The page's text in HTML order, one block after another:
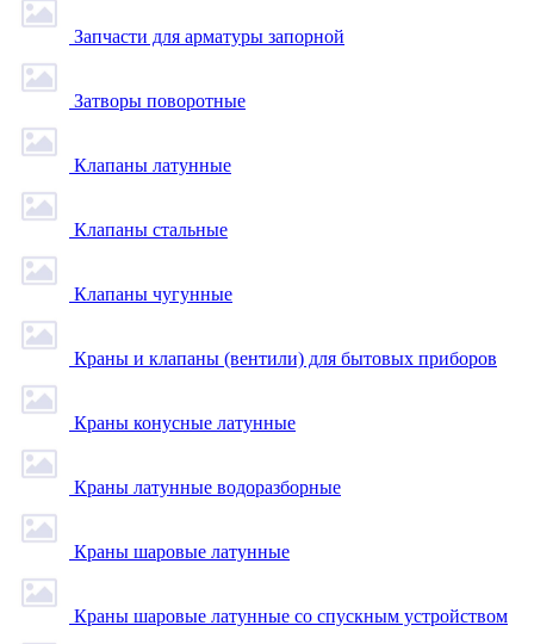
Запчасти для арматуры запорной
Затворы поворотные
Клапаны латунные
Клапаны стальные
Клапаны чугунные
Краны и клапаны (вентили) для бытовых приборов
Краны конусные латунные
Краны латунные водоразборные
Краны шаровые латунные
Краны шаровые латунные со спускным устройством